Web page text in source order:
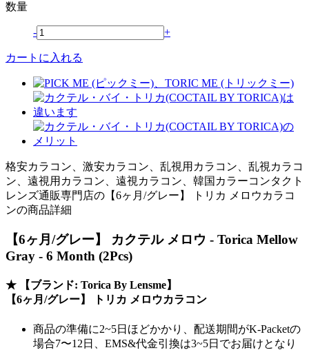
数量
- +
カートに入れる
格安カラコン、激安カラコン、乱視用カラコン、乱視カラコ
ン、遠視用カラコン、遠視カラコン、韓国カラーコンタクト
レンズ通販専門店の【6ヶ月/グレー】 トリカ メロウカラコ
ンの商品詳細
【6ヶ月/グレー】 カクテル メロウ - Torica Mellow
Gray - 6 Month (2Pcs)
★
【ブランド: Torica By Lensme】
【6ヶ月/グレー】 トリカ メロウカラコン
商品の準備に2~5日ほどかかり、配送期間がK-Packetの
場合7〜12日、EMS&代金引換は3~5日でお届けとなり